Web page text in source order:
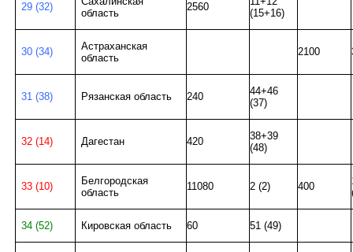
29 (32)
область
2560
(15+16)
30 (34)
Астраханская
область
2100
31 (38) Рязанская область 240
44+46
(37)
32 (14) Дагестан 420
38+39
(48)
33 (10)
Белгородская
область
11080 2 (2) 400
34 (52) Кировская область 60 51 (49)